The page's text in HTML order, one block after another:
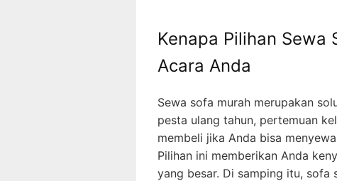
Kenapa Pilihan Sewa
Acara Anda
Sewa sofa murah merupakan
pesta ulang tahun, pertemuan
membeli jika Anda bisa
Pilihan ini memberikan Anda
yang besar. Di samping itu, sofa